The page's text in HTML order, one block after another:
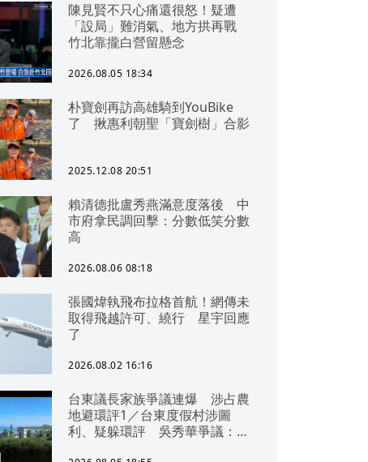
陳見賢不只心痛還很怒！疑遭
「設局」難消氣、地方拱再戰
竹北靠攏白營留懸念
2026.08.05 18:34
朴寶劍再訪高雄騎到YouBike
了 揪惠利朝聖「寶劍樹」合影
2025.12.08 20:51
賴清德批盧秀燕滿意度落後 中
市府拿民調回擊：分數低笑分數
高
2026.08.06 08:18
張國煒執飛布拉格首航！網傳未
取得飛越許可、繞行 星宇回應
了
2026.08.02 16:16
台東議長家族爭議連爆 涉占農
地避環評1／台東度假村涉圖
利、疑躲環評 吳秀華爭議：概